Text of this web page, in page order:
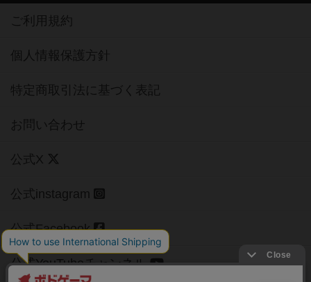
ご利用規約
個人情報保護方針
特定商取引法に基づく表記
お問い合わせ
公式X
公式instagram
公式Facebook
公式YouTubeチャンネル